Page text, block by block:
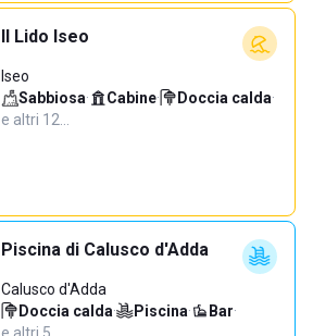
Il Lido Iseo
Iseo
Sabbiosa· Cabine· Doccia calda·
e altri 12…
Piscina di Calusco d'Adda
Calusco d'Adda
Doccia calda· Piscina· Bar·